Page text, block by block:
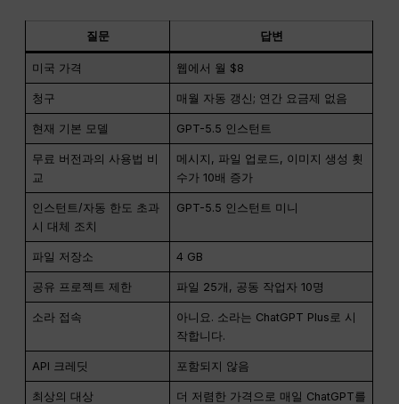
질문 답변
미국 가격 웹에서 월 $8
청구 매월 자동 갱신; 연간 요금제 없음
현재 기본 모델 GPT-5.5 인스턴트
무료 버전과의 사용법 비
교
메시지, 파일 업로드, 이미지 생성 횟
수가 10배 증가
인스턴트/자동 한도 초과
시 대체 조치
GPT-5.5 인스턴트 미니
파일 저장소 4 GB
공유 프로젝트 제한 파일 25개, 공동 작업자 10명
소라 접속
아니요. 소라는 ChatGPT Plus로 시
작합니다.
API 크레딧 포함되지 않음
최상의 대상
더 저렴한 가격으로 매일 ChatGPT를